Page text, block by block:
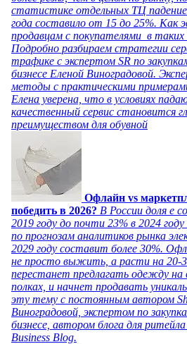
статистике отдельных ТЦ
года составило от 15 до 25%. Как
продавцам с покупателями в таких
Подробно разбираем стратегии
трафике с экспертом SR по
бизнесе Еленой Виноградовой.
методы с практическими
Елена уверена, что в условиях
качественный сервис становится
преимуществом для обувной
Офлайн vs
победить в 2026? В России доля e
2019 году до почти 23% в 2024
по прогнозам аналитиков рынка
2029 году составит более 30%.
не просто выжить, а расти на 20-
перестанет предлагать одежду на
полках, и начнет продавать
эту тему с постоянным автором
Виноградовой, экспертом по
бизнесе, автором блога для
Business Blog.